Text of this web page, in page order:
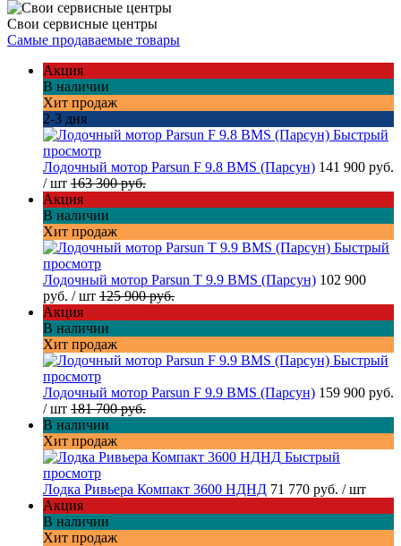
Свои сервисные центры
Самые продаваемые товары
Акция
В наличии
Хит продаж
2-3 дня
Быстрый
просмотр
Лодочный мотор Parsun F 9.8 BMS (Парсун) 141 900 руб.
/ шт 163 300 руб.
Акция
В наличии
Хит продаж
Быстрый
просмотр
Лодочный мотор Parsun T 9.9 BMS (Парсун) 102 900
руб. / шт 125 900 руб.
Акция
В наличии
Хит продаж
Быстрый
просмотр
Лодочный мотор Parsun F 9.9 BMS (Парсун) 159 900 руб.
/ шт 181 700 руб.
В наличии
Хит продаж
Быстрый
просмотр
Лодка Ривьера Компакт 3600 НДНД 71 770 руб. / шт
Акция
В наличии
Хит продаж